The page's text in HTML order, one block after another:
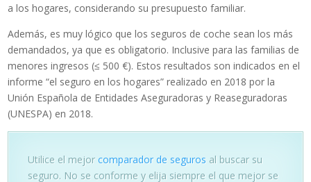
a los hogares, considerando su presupuesto familiar.
Además, es muy lógico que los seguros de coche sean los más
demandados, ya que es obligatorio. Inclusive para las familias de
menores ingresos (≤ 500 €). Estos resultados son indicados en el
informe “el seguro en los hogares” realizado en 2018 por la
Unión Española de Entidades Aseguradoras y Reaseguradoras
(UNESPA) en 2018.
Utilice el mejor comparador de seguros al buscar su
seguro. No se conforme y elija siempre el que mejor se